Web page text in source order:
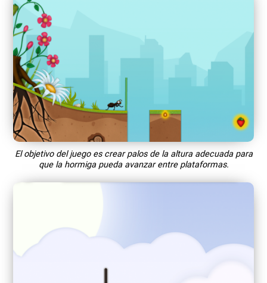
El objetivo del juego es crear palos de la altura adecuada para
que la hormiga pueda avanzar entre plataformas.